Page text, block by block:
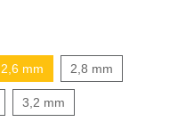
2,6 mm 2,8 mm
3,2 mm